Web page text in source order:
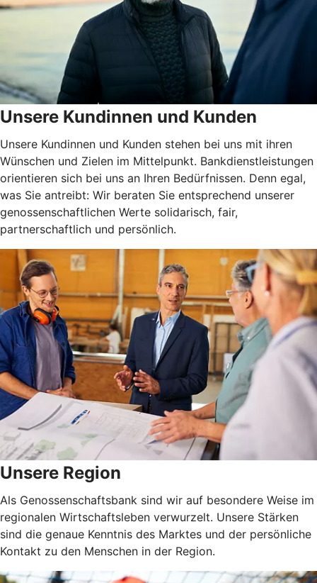
Unsere Kundinnen und Kunden
Unsere Kundinnen und Kunden stehen bei uns mit ihren
Wünschen und Zielen im Mittelpunkt. Bankdienstleistungen
orientieren sich bei uns an Ihren Bedürfnissen. Denn egal,
was Sie antreibt: Wir beraten Sie entsprechend unserer
genossenschaftlichen Werte solidarisch, fair,
partnerschaftlich und persönlich.
Unsere Region
Als Genossenschaftsbank sind wir auf besondere Weise im
regionalen Wirtschaftsleben verwurzelt. Unsere Stärken
sind die genaue Kenntnis des Marktes und der persönliche
Kontakt zu den Menschen in der Region.